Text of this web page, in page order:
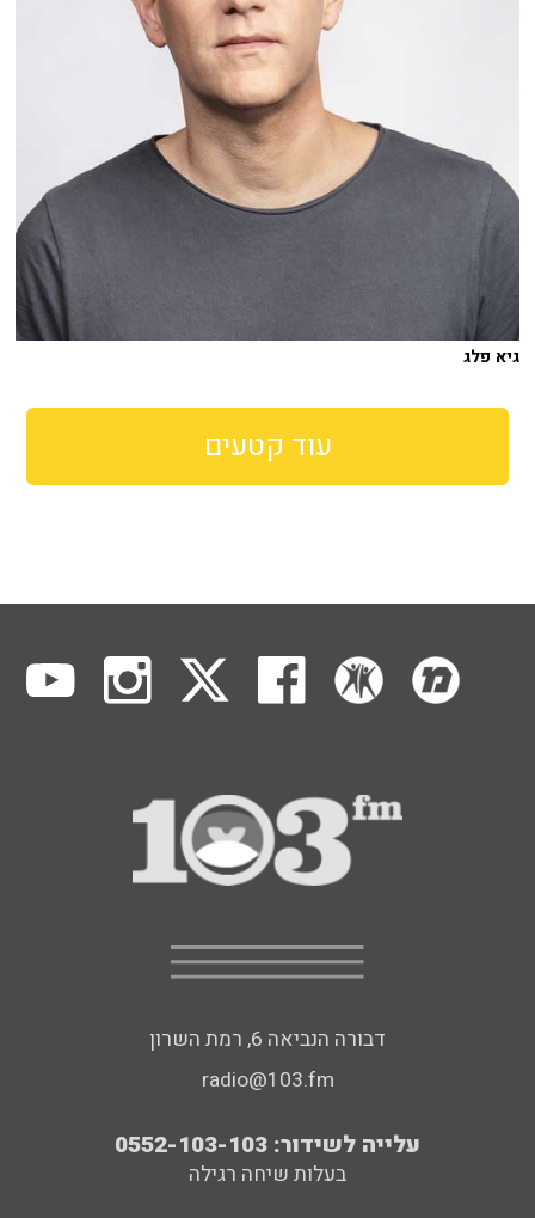
גיא פלג
עוד קטעים
דבורה הנביאה 6, רמת השרון
radio@103.fm
עלייה לשידור: 0552-103-103
בעלות שיחה רגילה